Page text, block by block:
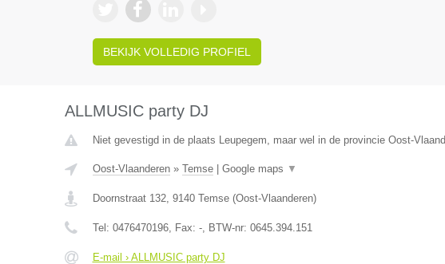
BEKIJK VOLLEDIG PROFIEL
ALLMUSIC party DJ
Niet gevestigd in de plaats Leupegem, maar wel in de provincie Oost-
Oost-Vlaanderen» Temse| Google maps ▼
Doornstraat 132, 9140 Temse(Oost-Vlaanderen)
Tel: 0476470196, Fax: -, BTW-nr: 0645.394.151
E-mail › ALLMUSIC party DJ